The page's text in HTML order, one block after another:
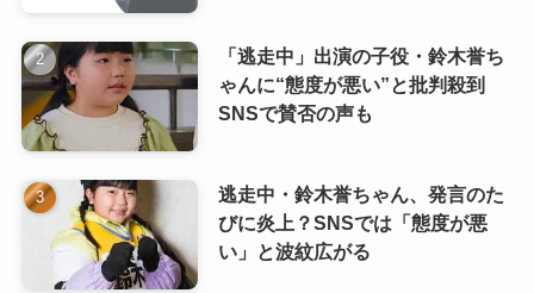
「逃走中」出演の子役・鈴木誉ち
ゃんに“態度が悪い”と批判殺到
SNSで賛否の声も
逃走中・鈴木誉ちゃん、発言のた
びに炎上？SNSでは「態度が悪
い」と波紋広がる